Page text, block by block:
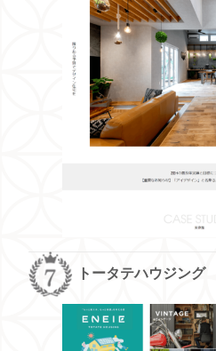
トータテハウジング